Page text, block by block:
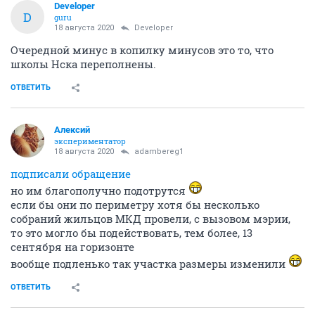
D
Developer
guru
18 августа 2020 Developer
Очередной минус в копилку минусов это то, что
школы Нска переполнены.
ОТВЕТИТЬ
Алексий
экспериментатор
18 августа 2020 adambereg1
подписали обращение
но им благополучно подотрутся
если бы они по периметру хотя бы несколько
собраний жильцов МКД провели, с вызовом мэрии,
то это могло бы подействовать, тем более, 13
сентября на горизонте
вообще подленько так участка размеры изменили
ОТВЕТИТЬ